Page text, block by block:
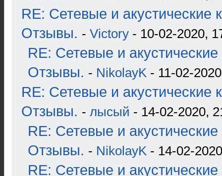
RE: Сетевые и акустические
Отзывы. - Victory - 10-02-2020,
RE: Сетевые и
Отзывы. - NikolayK - 11-02-
RE: Сетевые и акустические
Отзывы. - лысый - 14-02-2020,
RE: Сетевые и
Отзывы. - NikolayK - 14-02-
RE: Сетевые и